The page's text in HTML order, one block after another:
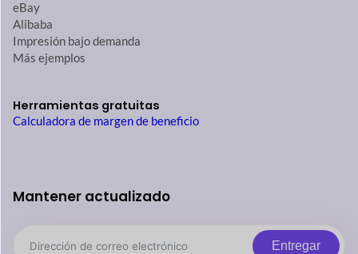
eBay
Alibaba
Impresión bajo demanda
Más ejemplos
Herramientas gratuitas
Calculadora de margen de beneficio
Mantener actualizado
Entregar